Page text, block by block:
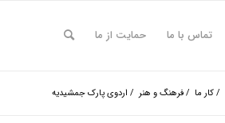
تماس با ما حمایت از ما
/کار ما /فرهنگ و هنر / اردوی پارک جمشیدیه